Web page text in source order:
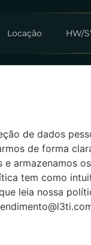
Locação HW/
de dados
de forma
armazenamos
tem como
leia nossa